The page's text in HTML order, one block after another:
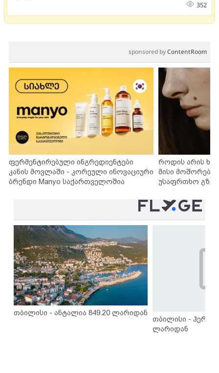
352
sponsored byContentRoom
ფერმენტირებული ინგრედიენტები
კანის მოვლაში - კორეული ინოვაციური
ბრენდი Manyo საქართველოშია
როდის არის
მისი
უსაფრთხო
თბილისი - ანტალია 849.20 ლარიდან
თბილისი -
ლარიდან